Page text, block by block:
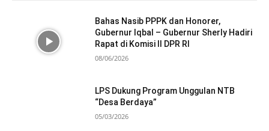
Bahas Nasib PPPK dan Honorer,
Gubernur Iqbal – Gubernur Sherly Hadiri
Rapat di Komisi II DPR RI
08/06/2026
LPS Dukung Program Unggulan NTB
“Desa Berdaya”
05/03/2026